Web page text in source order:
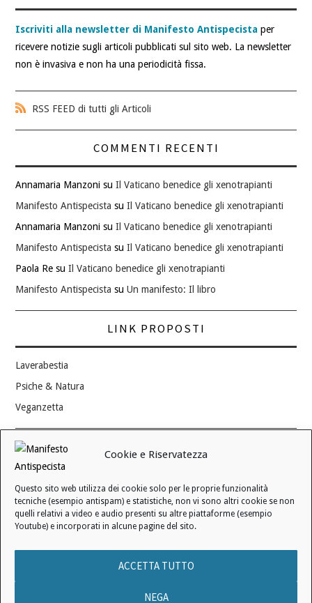
Cookie e Riservatezza
Questo sito web utilizza dei cookie solo per le proprie funzionalità
tecniche (esempio antispam) e statistiche, non vi sono altri cookie se non
quelli relativi a video e audio presenti su altre piattaforme (esempio
Youtube) e incorporati in alcune pagine del sito.
ACCETTA TUTTO
NEGA
Iscriviti alla newsletter di Manifesto Antispecista per
ricevere notizie sugli articoli pubblicati sul sito web. La newsletter
non è invasiva e non ha una periodicità fissa.
RSS FEED di tutti gli Articoli
COMMENTI RECENTI
Annamaria Manzoni suIl Vaticano benedice gli xenotrapianti
Manifesto Antispecista suIl Vaticano benedice gli xenotrapianti
Annamaria Manzoni suIl Vaticano benedice gli xenotrapianti
Manifesto Antispecista suIl Vaticano benedice gli xenotrapianti
Paola Re suIl Vaticano benedice gli xenotrapianti
Manifesto Antispecista suUn manifesto: Il libro
LINK PROPOSTI
Laverabestia
Psiche & Natura
Veganzetta
Modifica consenso ai cookie
REVOCA IL TUO CONSENSO
Stato attuale: Negato
INFORMATIVA SUI COOKIE|